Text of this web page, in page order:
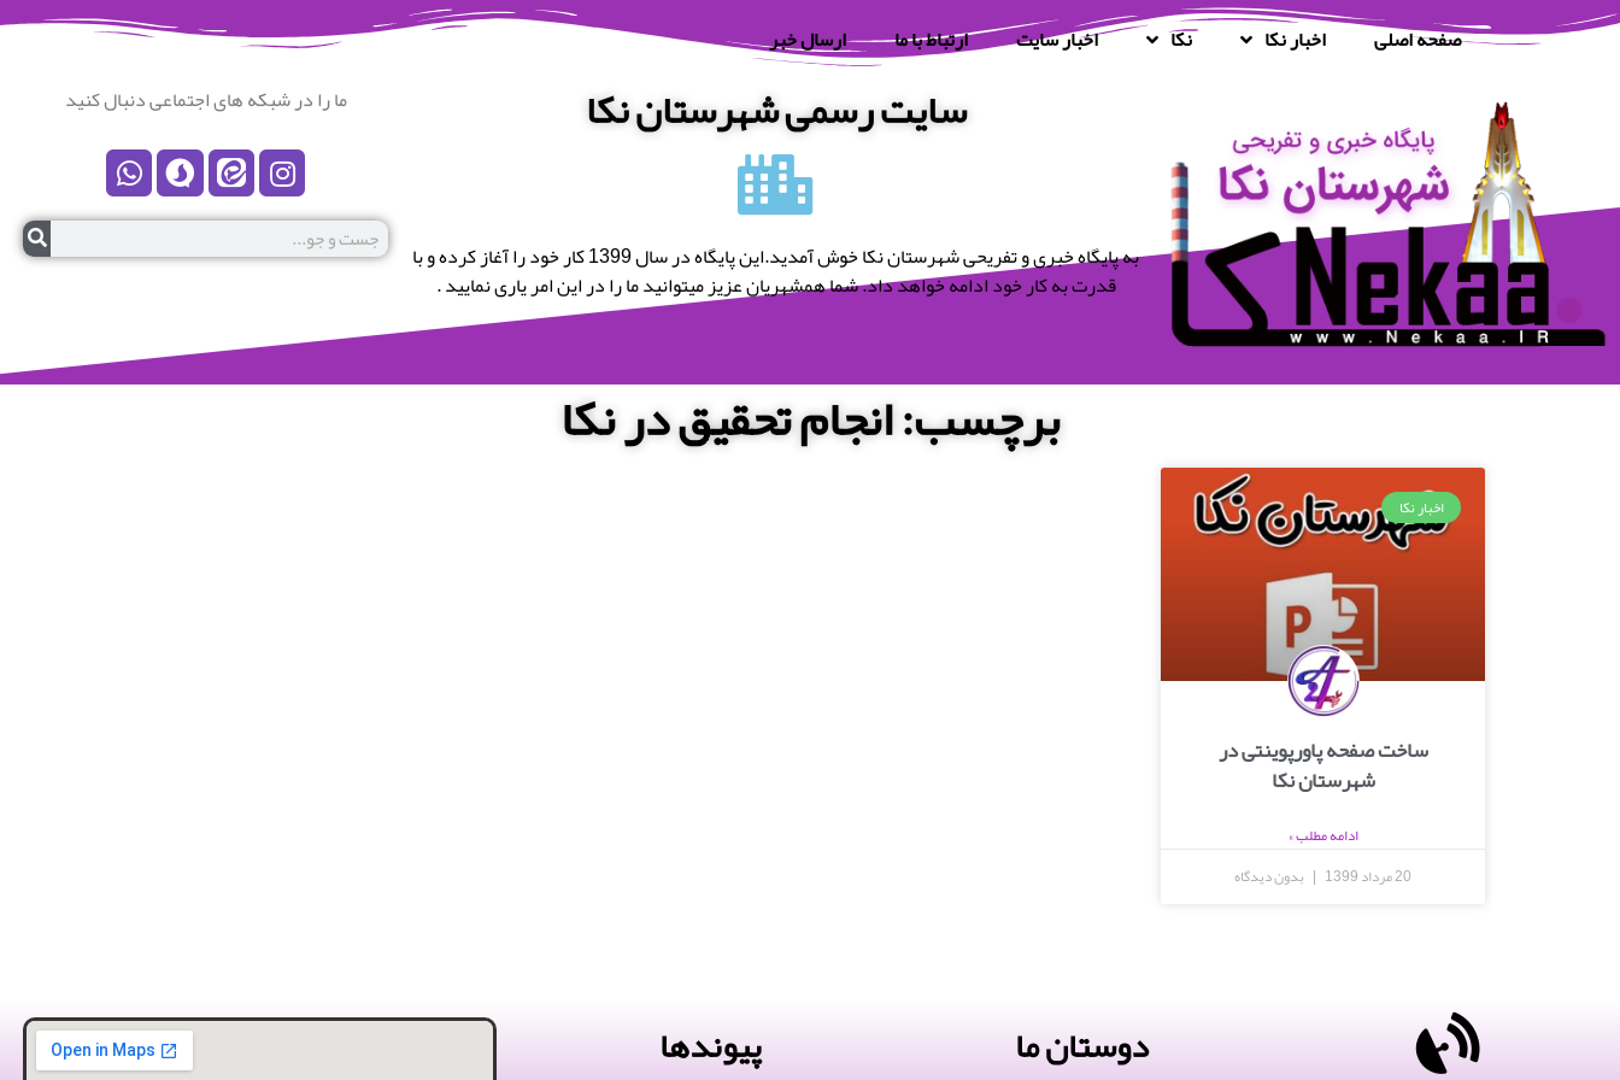
صفحه اصلی اخبار نکا نکا اخبار سایت ارتباط با ما ارسال خبر
سایت رسمی شهرستان نکا
به پایگاه خبری و تفریحی شهرستان نکا خوش آمدید.این پایگاه در سال 1399 کار خود را آغاز کرده و با
قدرت به کار خود ادامه خواهد داد. شما همشهریان عزیز میتوانید ما را در این امر یاری نمایید .
ما را در شبکه های اجتماعی دنبال کنید
برچسب: انجام تحقیق در نکا
اخبار نکا
ساخت صفحه پاورپوینتی در
شهرستان نکا
ادامه مطلب »
20 مرداد 1399
بدون دیدگاه
دوستان ما پیوندها